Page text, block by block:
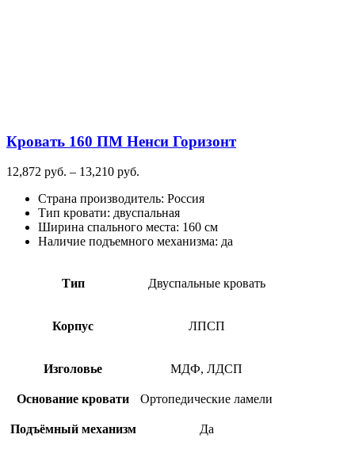
Кровать 160 ПМ Ненси Горизонт
12,872 руб. – 13,210 руб.
12,872
руб.
–
13,210
Страна производитель: Россия
Тип кровати: двуспальная
Ширина спального места: 160 см
Наличие подъемного механизма: да
Тип Двуспальные кровать
Корпус ЛПСП
Изголовье МДФ, ЛДСП
Основание кровати Ортопедические ламели
Подъёмный механизм Да